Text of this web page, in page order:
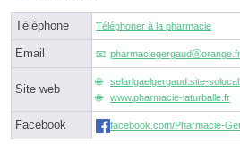
Téléphone Téléphoner à la pharmacie
Email pharmaciegergaudⓐorange.fr
Site web
selarlgaelgergaud.site-
www.pharmacie-laturballe.fr
Facebook facebook.com/Pharmacie-